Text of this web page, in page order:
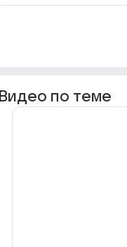
Видео по теме